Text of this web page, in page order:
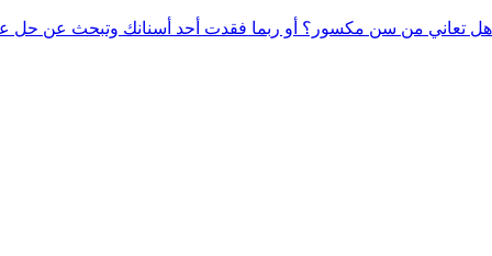
هل تعاني من سن مكسور؟ أو ربما فقدت أحد أسنانك وتبحث عن حل